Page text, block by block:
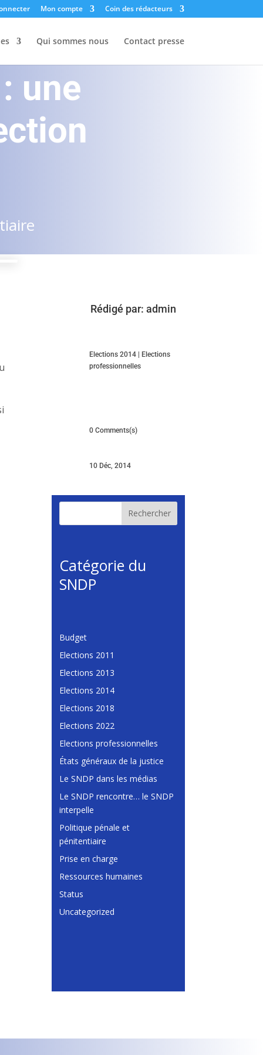
Mon compte Coin des rédacteurs
Qui sommes nous Contact presse
une
Rédigé par:admin
Elections 2014
Elections
professionnelles
0 Comments(s)
10 Déc, 2014
Rechercher
Catégorie du
SNDP
Budget
Elections 2011
Elections 2013
Elections 2014
Elections 2018
Elections 2022
Elections professionnelles
États généraux de la justice
Le SNDP dans les médias
Le SNDP rencontre… le SNDP
interpelle
Politique pénale et
pénitentiaire
Prise en charge
Ressources humaines
Status
Uncategorized